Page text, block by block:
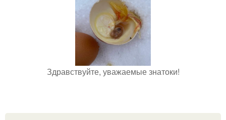
Здравствуйте, уважаемые знатоки!